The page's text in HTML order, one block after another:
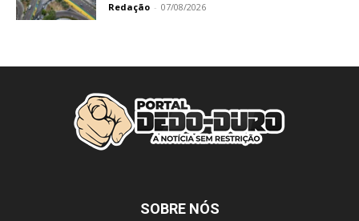
Redação - 07/08/2026
SOBRE NÓS